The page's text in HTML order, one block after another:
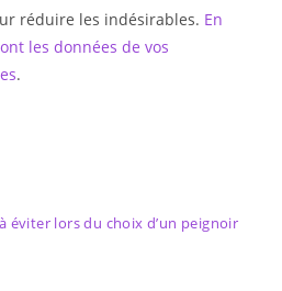
réduire les indésirables. En
les données de vos
.
éviter lors du choix d’un peignoir